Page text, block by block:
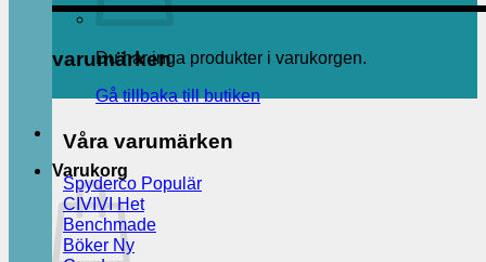
Du har inga produkter i varukorgen.
Gå tillbaka till butiken
Varukorg
varumärken
Våra varumärken
Spyderco
CIVIVI
Benchmade
Böker